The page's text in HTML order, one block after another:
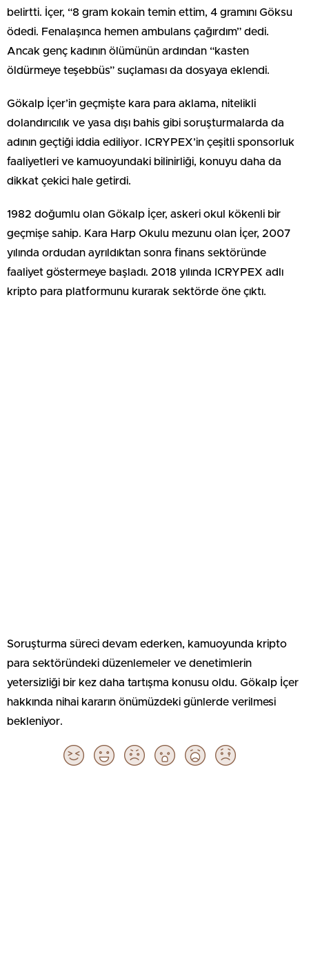
belirtti. İçer, “8 gram kokain temin ettim, 4 gramını Göksu
ödedi. Fenalaşınca hemen ambulans çağırdım” dedi.
Ancak genç kadının ölümünün ardından “kasten
öldürmeye teşebbüs” suçlaması da dosyaya eklendi.
Gökalp İçer’in geçmişte kara para aklama, nitelikli
dolandırıcılık ve yasa dışı bahis gibi soruşturmalarda da
adının geçtiği iddia ediliyor. ICRYPEX’in çeşitli sponsorluk
faaliyetleri ve kamuoyundaki bilinirliği, konuyu daha da
dikkat çekici hale getirdi.
1982 doğumlu olan Gökalp İçer, askeri okul kökenli bir
geçmişe sahip. Kara Harp Okulu mezunu olan İçer, 2007
yılında ordudan ayrıldıktan sonra finans sektöründe
faaliyet göstermeye başladı. 2018 yılında ICRYPEX adlı
kripto para platformunu kurarak sektörde öne çıktı.
Soruşturma süreci devam ederken, kamuoyunda kripto
para sektöründeki düzenlemeler ve denetimlerin
yetersizliği bir kez daha tartışma konusu oldu. Gökalp İçer
hakkında nihai kararın önümüzdeki günlerde verilmesi
bekleniyor.